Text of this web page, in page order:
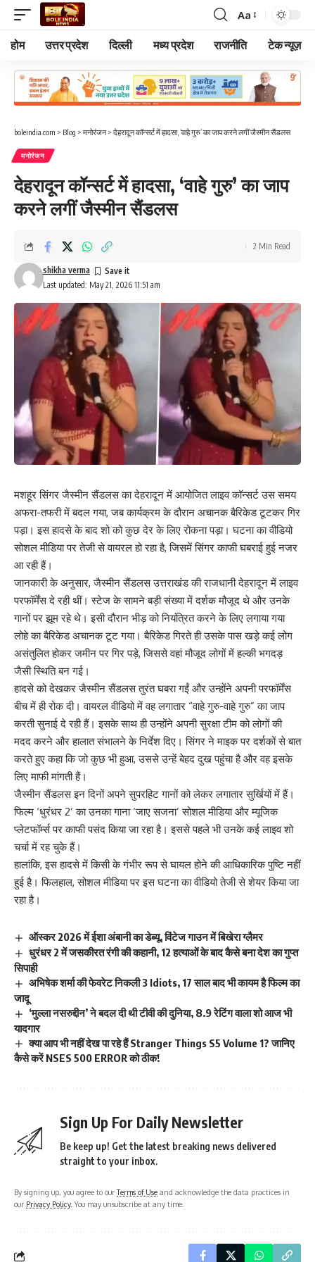
Font
Resizer
Aa
होम उत्तर प्रदेश दिल्ली मध्य प्रदेश राजनीति टेक न्यूज़
boleindia.com > Blog > मनोरंजन> देहरादून कॉन्सर्ट में हादसा, ‘वाहे गुरु’ का जाप करने लगीं जैस्मीन सैंडलस
मनोरंजन
देहरादून कॉन्सर्ट में हादसा, ‘वाहे गुरु’ का जाप
करने लगीं जैस्मीन सैंडलस
Last updated: May 21, 2026 11:51 am
shikha verma
2 Min Read
मशहूर सिंगर जैस्मीन सैंडलस का देहरादून में आयोजित लाइव कॉन्सर्ट उस समय
अफरा-तफरी में बदल गया, जब कार्यक्रम के दौरान अचानक बैरिकेड टूटकर गिर
पड़ा। इस हादसे के बाद शो को कुछ देर के लिए रोकना पड़ा। घटना का वीडियो
सोशल मीडिया पर तेजी से वायरल हो रहा है, जिसमें सिंगर काफी घबराई हुई नजर
आ रही हैं।
जानकारी के अनुसार, जैस्मीन सैंडलस उत्तराखंड की राजधानी देहरादून में लाइव
परफॉर्मेंस दे रही थीं। स्टेज के सामने बड़ी संख्या में दर्शक मौजूद थे और उनके
गानों पर झूम रहे थे। इसी दौरान भीड़ को नियंत्रित करने के लिए लगाया गया
लोहे का बैरिकेड अचानक टूट गया। बैरिकेड गिरते ही उसके पास खड़े कई लोग
असंतुलित होकर जमीन पर गिर पड़े, जिससे वहां मौजूद लोगों में हल्की भगदड़
जैसी स्थिति बन गई।
हादसे को देखकर जैस्मीन सैंडलस तुरंत घबरा गईं और उन्होंने अपनी परफॉर्मेंस
बीच में ही रोक दी। वायरल वीडियो में वह लगातार “वाहे गुरु-वाहे गुरु” का जाप
करती सुनाई दे रही हैं। इसके साथ ही उन्होंने अपनी सुरक्षा टीम को लोगों की
मदद करने और हालात संभालने के निर्देश दिए। सिंगर ने माइक पर दर्शकों से बात
करते हुए कहा कि जो कुछ भी हुआ, उससे उन्हें बेहद दुख पहुंचा है और वह इसके
लिए माफी मांगती हैं।
जैस्मीन सैंडलस इन दिनों अपने सुपरहिट गानों को लेकर लगातार सुर्खियों में हैं।
फिल्म ‘धुरंधर 2’ का उनका गाना ‘जाए सजना’ सोशल मीडिया और म्यूजिक
प्लेटफॉर्म्स पर काफी पसंद किया जा रहा है। इससे पहले भी उनके कई लाइव शो
चर्चा में रह चुके हैं।
हालांकि, इस हादसे में किसी के गंभीर रूप से घायल होने की आधिकारिक पुष्टि नहीं
हुई है। फिलहाल, सोशल मीडिया पर इस घटना का वीडियो तेजी से शेयर किया जा
रहा है।
ऑस्कर 2026 में ईशा अंबानी का डेब्यू, विंटेज गाउन में बिखेरा ग्लैमर
धुरंधर 2 में जसकीरत रंगी की कहानी, 12 हत्याओं के बाद कैसे बना देश का गुप्त
सिपाही
अभिषेक शर्मा की फेवरेट निकली 3 Idiots, 17 साल बाद भी कायम है फिल्म का
जादू
‘मुल्ला नसरुद्दीन’ ने बदल दी थी टीवी की दुनिया, 8.9 रेटिंग वाला शो आज भी
यादगार
क्या आप भी नहीं देख पा रहे हैं Stranger Things S5 Volume 1? जानिए
कैसे करें NSES 500 ERROR को ठीक!
Sign Up For Daily Newsletter
Be keep up! Get the latest breaking news delivered
straight to your inbox.
By signing up, you agree to ourTerms of Use and acknowledge the data practices in
our Privacy Policy. You may unsubscribe at any time.